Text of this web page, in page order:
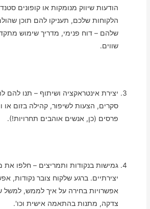
הודעות שיווק מנומקות או קופונים
הלקוחות שלכם, תעניקו להם תוכן
שלהם – דוח פנימי, מדריך שימוש
שווים.
יצירת אינטראקציה ושיתוף – תנו
סקרים, הצעות לשיפור, קהילה בזום
פרסים (כן, אנשים אוהבים תחרויות!).
גמישות בנקודות ותמריצים – חלפו את
יצירתיים. ברגע שלקוח צובר נקודות,
אפשרויות בחירה על איך לממש, למשל
צדקה, מתנות בהתאמה אישית וכו'.